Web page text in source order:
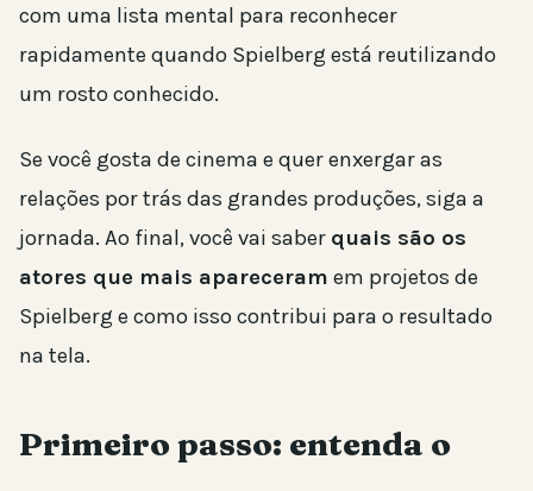
com uma lista mental para reconhecer
rapidamente quando Spielberg está reutilizando
um rosto conhecido.
Se você gosta de cinema e quer enxergar as
relações por trás das grandes produções, siga a
jornada. Ao final, você vai saber quais são os
atores que mais apareceram em projetos de
Spielberg e como isso contribui para o resultado
na tela.
Primeiro passo: entenda o